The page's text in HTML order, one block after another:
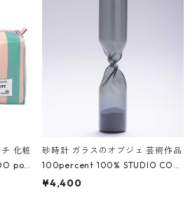
化粧
pou
チ.ラ
砂時計 ガラスのオブジェ 芸術作品
100percent 100% STUDIO COH
AKU Timeless 100パーセント ス
¥4,400